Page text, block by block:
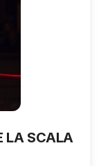
LA SCALA